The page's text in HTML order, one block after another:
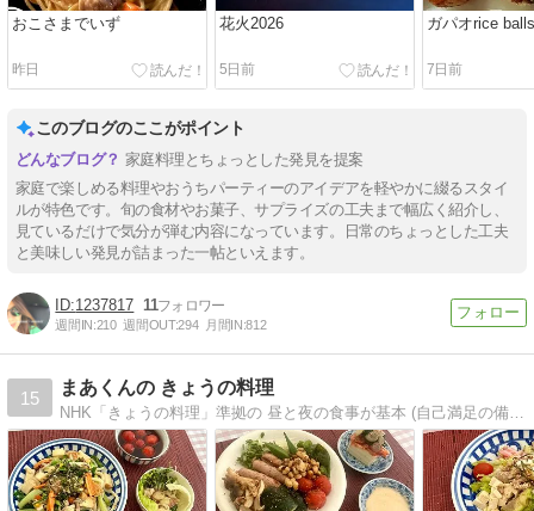
おこさまでいず
昨日
花火2026
5日前
ガパオrice balls
7日前
このブログのここがポイント
家庭料理とちょっとした発見を提案
家庭で楽しめる料理やおうちパーティーのアイデアを軽やかに綴るスタイ
ルが特色です。旬の食材やお菓子、サプライズの工夫まで幅広く紹介し、
見ているだけで気分が弾む内容になっています。日常のちょっとした工夫
と美味しい発見が詰まった一帖といえます。
1237817 11
週間IN:210 週間OUT:294 月間IN:812
15
まあくんの きょうの料理
NHK「きょうの料理」準拠の 昼と夜の食事が基本 (自己満足の備忘録です)